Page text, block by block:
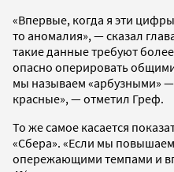
«Впервые, когда я эти
то аномалия», — сказал
такие данные требуют
опасно оперировать
мы называем «арбузными»
красные», — отметил Греф.
То же самое касается
«Сбера». «Если мы
опережающими темпами и